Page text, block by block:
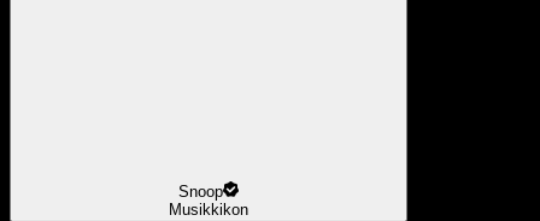
Snoop
Musikkikon